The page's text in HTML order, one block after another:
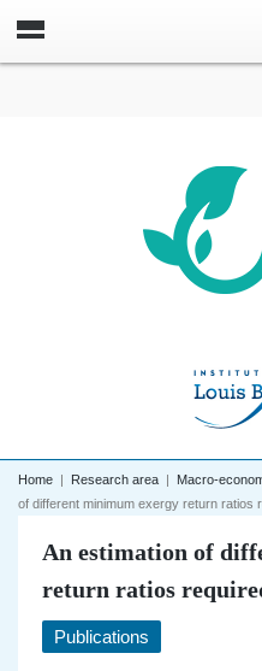
Home | Research area | Macro-
of different minimum exergy return ratios
An estimation of
return ratios
Publications